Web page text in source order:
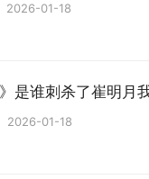
2026-01-18
》是谁刺杀了崔明月
2026-01-18